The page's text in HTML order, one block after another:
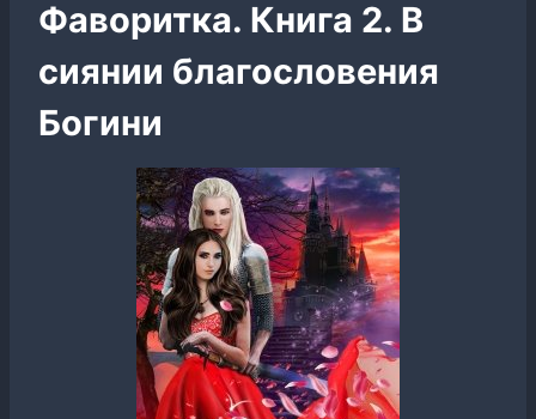
Фаворитка. Книга 2. В
сиянии благословения
Богини